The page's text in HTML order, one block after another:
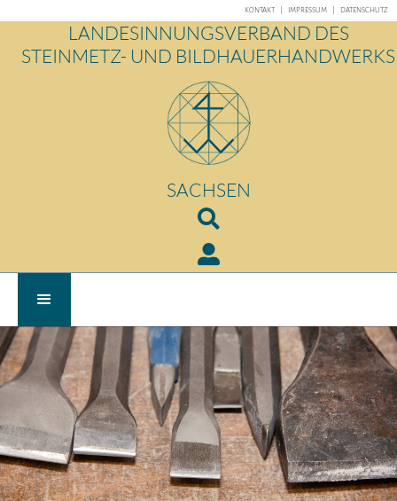
KONTAKT IMPRESSUM DATENSCHUTZ
LANDESINNUNGSVERBAND DES
STEINMETZ- UND BILDHAUERHANDWERKS
SACHSEN

